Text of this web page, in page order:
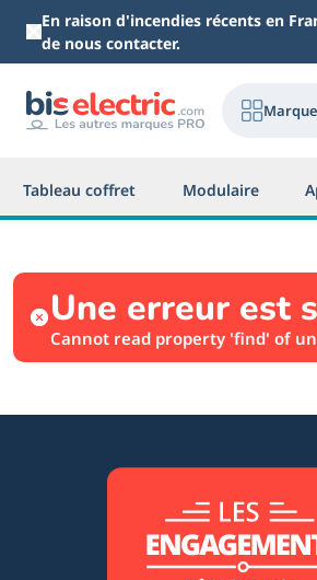
Aller au contenu principal
En raison d'incendies récents en
de nous contacter.
Tableau coffret Modulaire
Une erreur est
Cannot read property 'find' of